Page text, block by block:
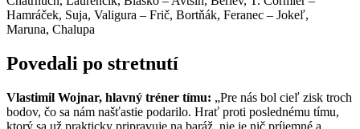
Hamráček, Suja, Valigura – Frič, Bortňák, Feranec – Jokeľ,
Maruna, Chalupa
Povedali po stretnutí
Vlastimil Wojnar, hlavný tréner tímu: „Pre nás bol cieľ zisk troch
bodov, čo sa nám našťastie podarilo. Hrať proti poslednému tímu,
ktorý sa už prakticky pripravuje na baráž, nie je nič príjemné a